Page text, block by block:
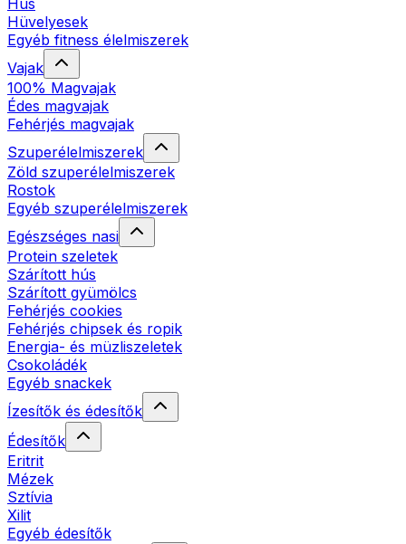
Hús
Hüvelyesek
Egyéb fitness élelmiszerek
Vajak
100% Magvajak
Édes magvajak
Fehérjés magvajak
Szuperélelmiszerek
Zöld szuperélelmiszerek
Rostok
Egyéb szuperélelmiszerek
Egészséges nasi
Protein szeletek
Szárított hús
Szárított gyümölcs
Fehérjés cookies
Fehérjés chipsek és ropik
Energia- és müzliszeletek
Csokoládék
Egyéb snackek
Ízesítők és édesítők
Édesítők
Eritrit
Mézek
Sztívia
Xilit
Egyéb édesítők